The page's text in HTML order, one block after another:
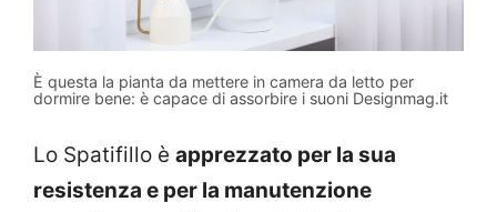
È questa la pianta da mettere in camera da letto per
dormire bene: è capace di assorbire i suoni Designmag.it
Lo Spatifillo è apprezzato per la sua
resistenza e per la manutenzione